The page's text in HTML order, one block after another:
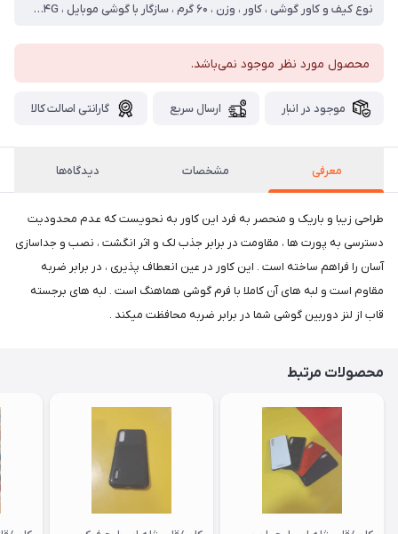
نوع کیف و کاور گوشی ، کاور ، وزن ، ۶۰ گرم ، سازگار با گوشی موبایل ، Xiaomi Redmi A۵ ۴G ، ساختار ، مات ، سطح پوشش ، حفاظت از دکمه‌ها ، لبه راست ، لبه چپ ، لبه پایینی ، لبه بالایی ، قاب پشتی
محصول مورد نظر موجود نمی‌باشد.
موجود در انبار ارسال سریع گارانتی اصالت کالا
معرفی مشخصات دیدگاه‌ها
طراحی زیبا و باریک و منحصر به فرد این کاور به نحویست که عدم محدودیت
دسترسی به پورت ها ، مقاومت در برابر جذب لک و اثر انگشت ، نصب و جداسازی
آسان را فراهم ساخته است . این کاور در عین انعطاف پذیری ، در برابر ضربه
مقاوم است و لبه های آن کاملا با فرم گوشی هماهنگ است . لبه های برجسته
قاب از لنز دوربین گوشی شما در برابر ضربه محافظت میکند .
محصولات مرتبط